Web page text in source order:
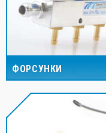
ФОРСУНКИ